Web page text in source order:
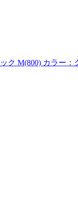
ク M(800) カラー